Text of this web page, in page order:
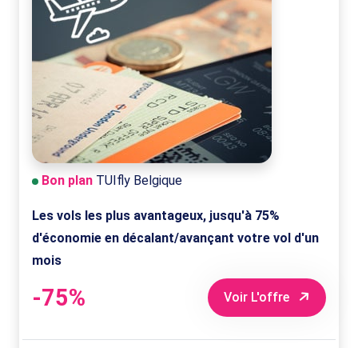
Bon plan TUIfly Belgique
Les vols les plus avantageux, jusqu'à 75%
d'économie en décalant/avançant votre vol d'un
mois
-75% Voir L'offre